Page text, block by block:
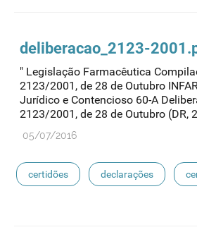
deliberacao _2123-
" Legislação Farmacêutica
2123/2001, de 28 de Outubro
Jurídico e Contencioso 60-A
2123/2001, de 28 de Outubro (DR,
05/07/2016
certidões declarações